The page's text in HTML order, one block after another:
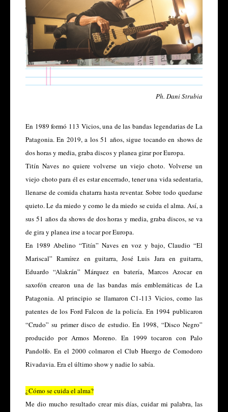
Ph. Dani Strubia
En 1989 formó 113 Vicios, una de las bandas legendarias de La
Patagonia. En 2019, a los 51 años, sigue tocando en shows de
dos horas y media, graba discos y planea girar por Europa.
Titín Naves no quiere volverse un viejo choto. Volverse un
viejo choto para él es estar encerrado, tener una vida sedentaria,
llenarse de comida chatarra hasta reventar. Sobre todo quedarse
quieto. Le da miedo y como le da miedo se cuida el alma. Así, a
sus 51 años da shows de dos horas y media, graba discos, se va
de gira y planea irse a tocar por Europa.
En 1989 Abelino “Titín” Naves en voz y bajo, Claudio “El
Mariscal” Ramírez en guitarra, José Luis Jara en guitarra,
Eduardo “Alakrán” Márquez en batería, Marcos Azocar en
saxofón crearon una de las bandas más emblemáticas de La
Patagonia. Al principio se llamaron C1-113 Vicios, como las
patentes de los Ford Falcon de la policía. En 1994 publicaron
“Crudo” su primer disco de estudio. En 1998, “Disco Negro”
producido por Armos Moreno. En 1999 tocaron con Palo
Pandolfo. En el 2000 colmaron el Club Huergo de Comodoro
Rivadavia. Era el último show y nadie lo sabía.
¿Cómo se cuida el alma?
Me dio mucho resultado crear mis días, cuidar mi palabra, las